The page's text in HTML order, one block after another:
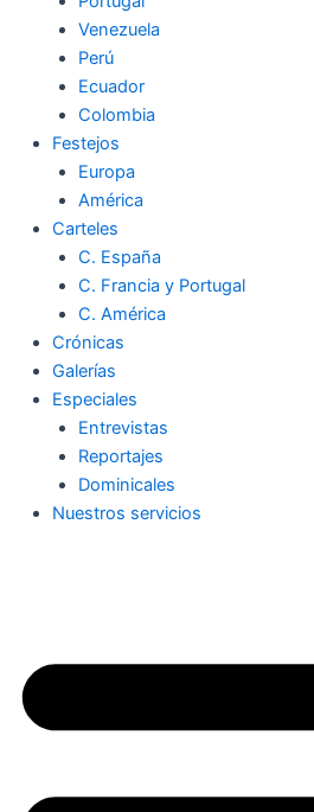
Venezuela
Perú
Ecuador
Colombia
Festejos
Europa
América
Carteles
C. España
C. Francia y Portugal
C. América
Crónicas
Galerías
Especiales
Entrevistas
Reportajes
Dominicales
Nuestros servicios